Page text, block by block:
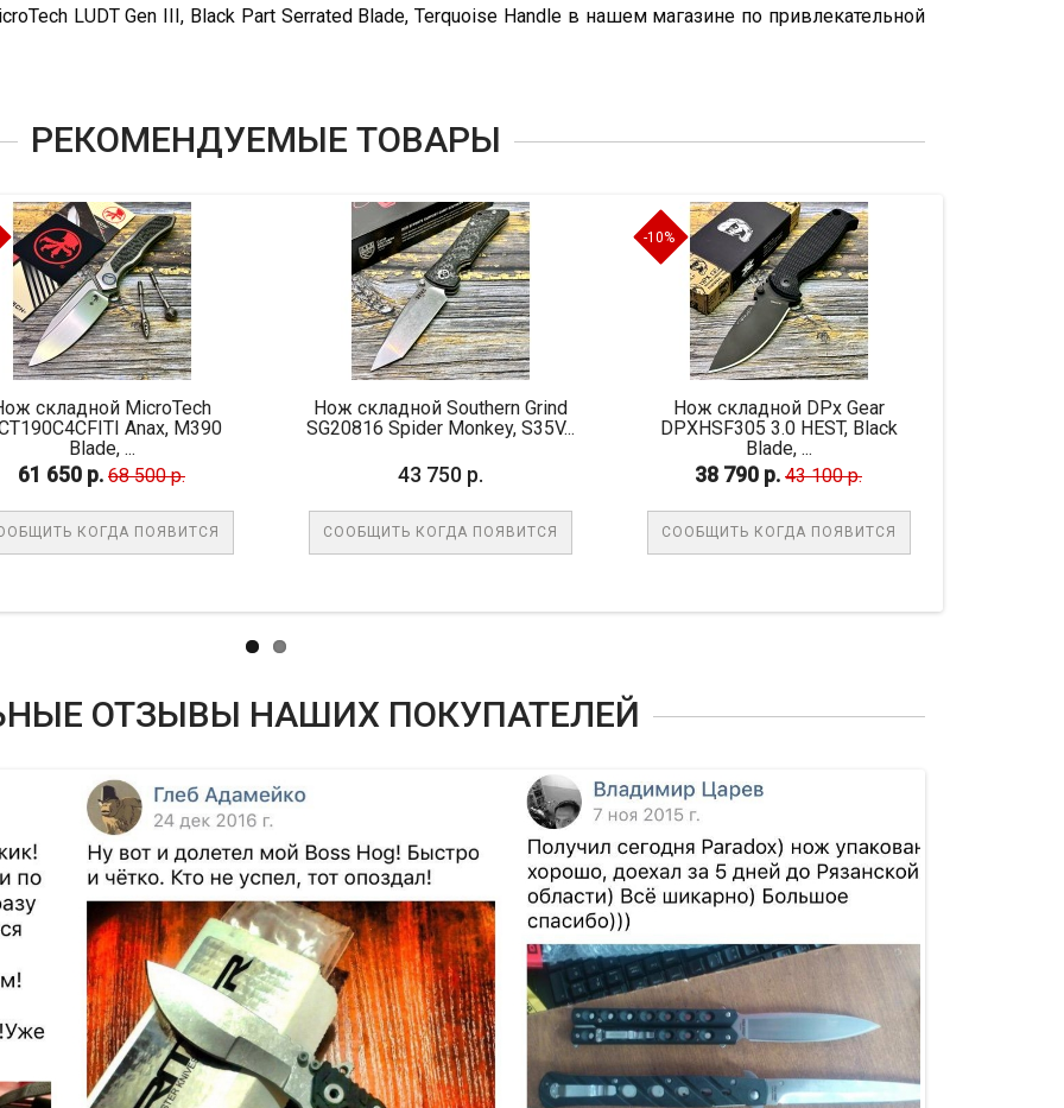
LUDT Gen III, Black Part Serrated Blade, Terquoise Handle в нашем магазине по привлекательной
РЕКОМЕНДУЕМЫЕ ТОВАРЫ
M390
р.
Нож складной Southern Grind
SG20816 Spider Monkey, S35V...
СООБЩИТЬ КОГДА ПОЯВИТСЯ
-10%
Нож складной DPx Gear
DPXHSF305 3.0 HEST, Black
43 100 р.
СООБЩИТЬ КОГДА ПОЯВИТСЯ
-10%
Нож складной Spyderco
ОТЗЫВЫ НАШИХ ПОКУПАТЕЛЕЙ